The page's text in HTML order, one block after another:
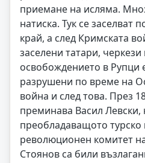
приемане на исляма.
натиска. Тук се заселват
край, а след Кримската
заселени татари,
освобождението в Рупци
разрушени по време на
война и след това. През
преминава Васил Левски,
преобладаващото турско
революционен комитет
Стоянов са били